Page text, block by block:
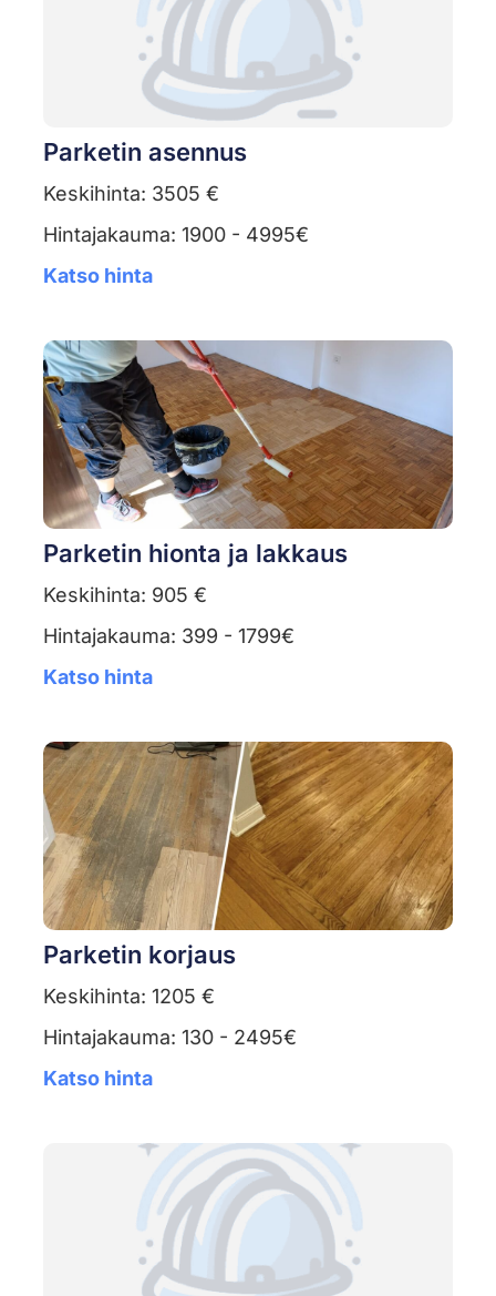
Parketin asennus
Keskihinta: 3505 €
Hintajakauma: 1900 - 4995€
Katso hinta
Parketin hionta ja lakkaus
Keskihinta: 905 €
Hintajakauma: 399 - 1799€
Katso hinta
Parketin korjaus
Keskihinta: 1205 €
Hintajakauma: 130 - 2495€
Katso hinta